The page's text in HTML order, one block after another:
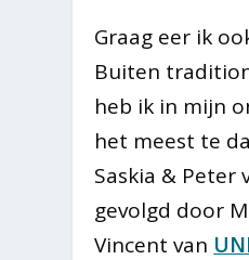
Graag eer ik
Buiten
heb ik in mijn
het meest te
Saskia & Peter
gevolgd door
Vincent van